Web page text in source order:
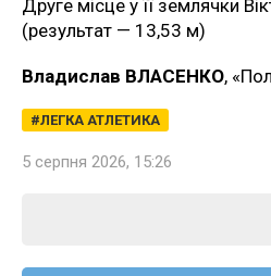
Друге місце у її землячки
(результат — 13,53 м)
Владислав ВЛАСЕНКО,
ЛЕГКА АТЛЕТИКА
5 серпня 2026, 15:26